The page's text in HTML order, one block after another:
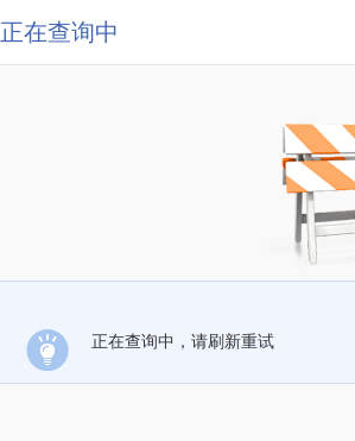
正在查询中
正在查询中，请刷新重试